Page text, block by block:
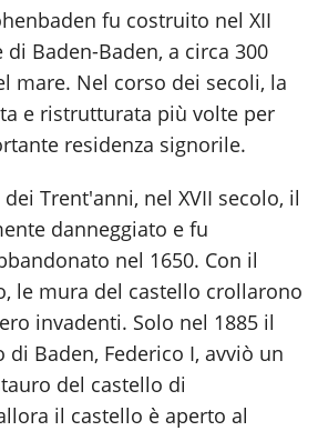
fu costruito nel XII
Baden-Baden, a circa 300
mare. Nel corso dei secoli, la
e ristrutturata più volte per
residenza signorile.
Trent'anni, nel XVII secolo, il
danneggiato e fu
nel 1650. Con il
le mura del castello crollarono
invadenti. Solo nel 1885 il
Baden, Federico I, avviò un
del castello di
il castello è aperto al